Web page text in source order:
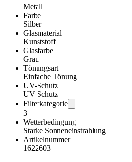
Metall
Farbe
Silber
Glasmaterial
Kunststoff
Glasfarbe
Grau
Tönungsart
Einfache Tönung
UV-Schutz
UV Schutz
Filterkategorie
3
Wetterbedingung
Starke Sonneneinstrahlung
Artikelnummer
1622603